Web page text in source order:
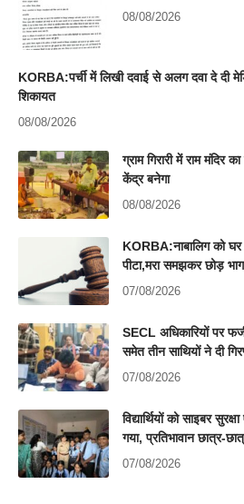
08/08/2026
KORBA:पर्ची में लिखी दवाई से अलग दवा दे दी
शिकायत
08/08/2026
ग्राम गिरारी में राम मंदिर
केंद्र बनेगा
08/08/2026
KORBA:नाबालिग को घर
पीटा,मरा समझकर छोड़
07/08/2026
SECL अधिकारियों पर
समेत तीन साथियों ने दी
07/08/2026
विद्यार्थियों को साइबर
गया, प्रतिभावान छात्र-
07/08/2026